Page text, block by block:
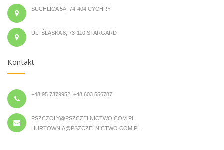
SUCHLICA 5A, 74-404 CYCHRY
UL. ŚLĄSKA 8, 73-110 STARGARD
Kontakt
+48 95 7379952, +48 603 556787
PSZCZOLY@PSZCZELNICTWO.COM.PL
HURTOWNIA@PSZCZELNICTWO.COM.PL